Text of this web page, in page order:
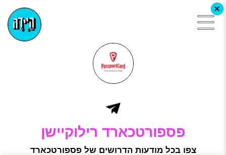
+
פספורטכארד רילוקיישן
צפו בכל מודעות הדרושים של פספורטכארד